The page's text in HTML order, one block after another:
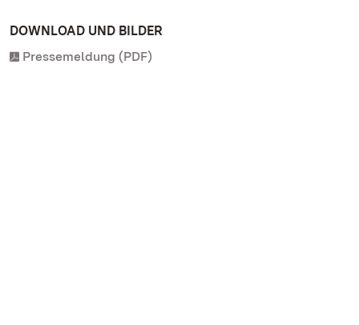
DOWNLOAD UND BILDER
Pressemeldung (PDF)